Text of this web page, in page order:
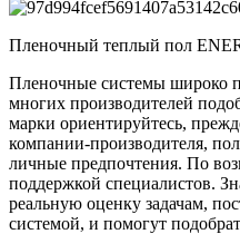
Пленочный теплый пол
Пленочные системы широко
многих производителей
марки ориентируйтесь,
компании-производителя,
личные предпочтения. По
поддержкой специалистов.
реальную оценку задачам,
системой, и помогут